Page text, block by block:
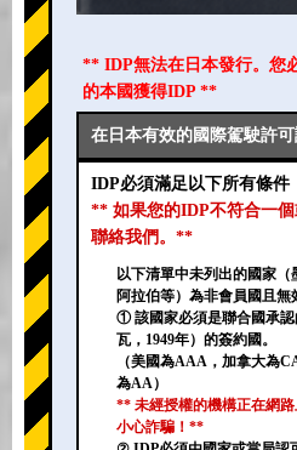
** IDP無法在日本發行。您
的本國獲得IDP **
在日本有效的國際駕駛許可
IDP必須滿足以下所有條
** 如果您的IDP不符合一
聯絡我們。**
以下清單中未列出的國家
阿拉伯等）為非會員國且無
① 該國家必須是聯合國承
瓦，1949年）的簽約國。
（美國為AAA，加拿大為
為AA）
** 未經授權的機構正在網
小心詐騙！**